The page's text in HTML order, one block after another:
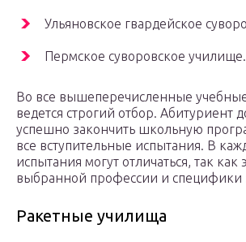
Ульяновское гвардейское
Пермское суворовское училище.
Во все вышеперечисленные
ведется строгий отбор. Абитуриент
успешно закончить школьную
все вступительные испытания. В
испытания могут отличаться, так как
выбранной профессии и специфики
Ракетные училища